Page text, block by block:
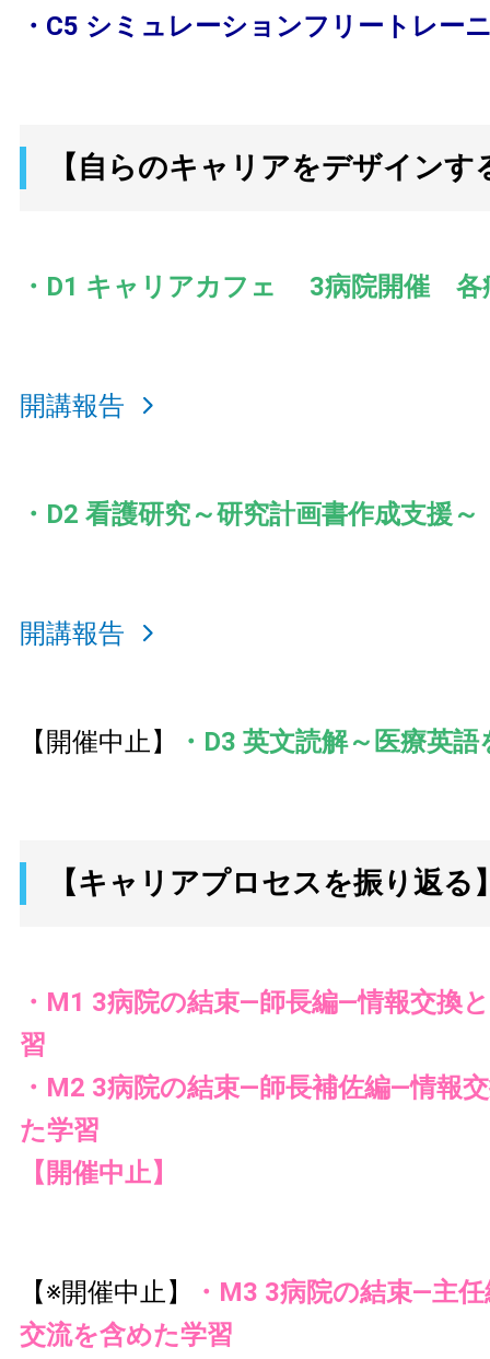
・C5 シミュレーションフリートレー
【自らのキャリアをデザインす
・D1 キャリアカフェ 3病院開催 各
開講報告
・D2 看護研究～研究計画書作成支援～
開講報告
【開催中止】 ・D3 英文読解～医療英
【キャリアプロセスを振り返る
・M1 3病院の結束—師長編—情報交換
習
・M2 3病院の結束—師長補佐編—情報
た学習
【開催中止】
【※開催中止】
・M3 3病院の結束—主
交流を含めた学習